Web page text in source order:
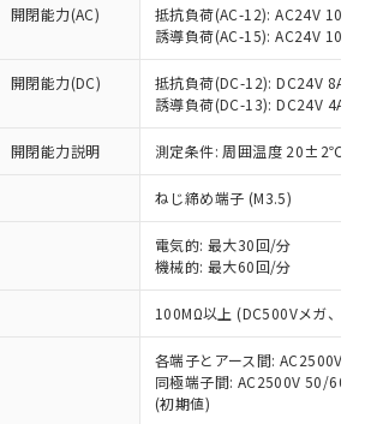
開閉能力(AC)
抵抗負荷(AC-12): AC24V 10A/
誘導負荷(AC-15): AC24V
開閉能力(DC)
抵抗負荷(DC-12): DC24V 8A/
誘導負荷(DC-13): DC24V 4A/
開閉能力説明 測定条件: 周囲温度 20±2℃、
ねじ締め端子 (M3.5)
電気的: 最大30回/分
機械的: 最大60回/分
100MΩ以上 (DC500Vメガ、点
各端子とアース間: AC2500V
同極端子間: AC2500V 50/
(初期値)
をお読みいただき、同意のうえ
さい。
ービスは、当社制御機器事業取扱
の当社在庫状況および標準価格
)を提供させていただくもので
制御機器事業取扱商品の中には、
ービスの対象外となる商品もある
をご了承ください。
状況および標準価格照会結果は、
している更新日時点での社内デー
基づき作成されるものであり、閲
れた時点での実際の在庫および標
格とは異なる場合があることをご
し：EU RoHS指令（10物質）の
対応の商品で、対応品を出す予
せん。
中：EU RoHS指令（10物質）の
応状況を調査中または確認中の
ライセンス料など無形物で、有
と関係のない商品です。
事情により、非含有部品として
、含有品と判明した場合などや
更することがあります。
1000ppm以下、ポリ臭化ビフェニル
以下、ポリ臭化ジフェニルエーテル類
大均質材料含有率が中国RoHSの
であることを示します。
大均質材料含有率が中国RoHSの
えていることを示します。
確認です。当社販売部門へお問
物質の基準値 (GB/T26572)：
、 Hg(水銀) : 1000ppm、 Cd(カドミウ
ロム) : 1000ppm、 PBBs(ポリ臭化ビフェ
は、これら貴社製品のうち、外国
および外国貿易法に定める商品
下｢規制貨物等」という）を輸出
は国外への提供する場合は、日本
府の輸出許可(または役務取引許
取得するなどの必要な手続きを